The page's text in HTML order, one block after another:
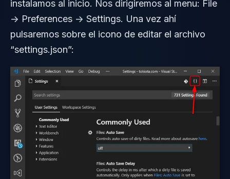
instalamos al inicio. Nos dirigiremos al menu: File
-> Preferences -> Settings. Una vez ahí
pulsaremos sobre el icono de editar el archivo
“settings.json”: